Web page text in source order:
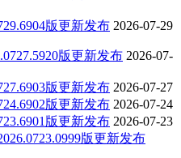
版更新发布 2026-07-29
版更新发布 2026-07-
版更新发布 2026-07-27
版更新发布 2026-07-24
版更新发布 2026-07-23
版更新发布